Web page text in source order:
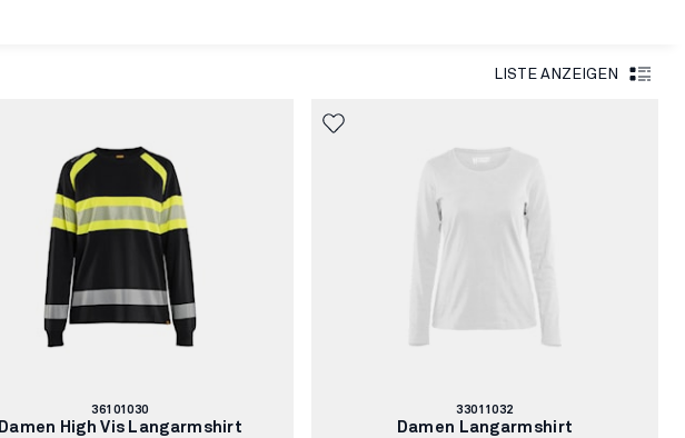
LISTE ANZEIGEN
Artikelnummer:
36101030
Damen High Vis Langarmshirt
Artikelnummer:
33011032
Damen Langarmshirt